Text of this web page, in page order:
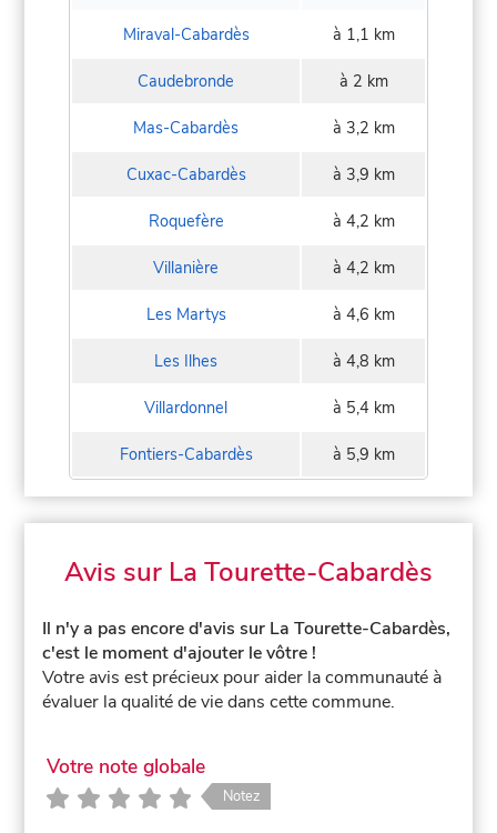
Miraval-Cabardès à 1,1 km
Caudebronde à 2 km
Mas-Cabardès à 3,2 km
Cuxac-Cabardès à 3,9 km
Roquefère à 4,2 km
Villanière à 4,2 km
Les Martys à 4,6 km
Les Ilhes à 4,8 km
Villardonnel à 5,4 km
Fontiers-Cabardès à 5,9 km
Avis sur La Tourette-Cabardès
Il n'y a pas encore d'avis sur La Tourette-Cabardès,
c'est le moment d'ajouter le vôtre !
Votre avis est précieux pour aider la communauté à
évaluer la qualité de vie dans cette commune.
Votre note globale
Notez